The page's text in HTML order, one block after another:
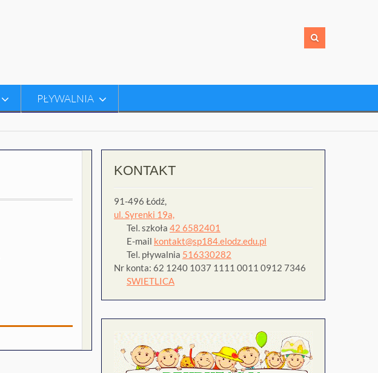
PŁYWALNIA
KONTAKT
91-496 Łódź,
ul. Syrenki 19a,
Tel. szkoła 42 6582401
E-mail kontakt@sp184.elodz.edu.pl
Tel. pływalnia 516330282
Nr konta: 62 1240 1037 1111 0011 0912 7346
SWIETLICA